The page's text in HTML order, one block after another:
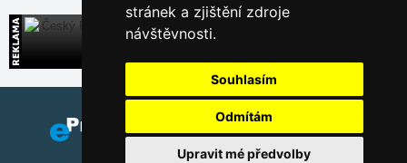
stránek a zjištění zdroje
návštěvnosti.
Souhlasím
Odmítám
Upravit mé předvolby